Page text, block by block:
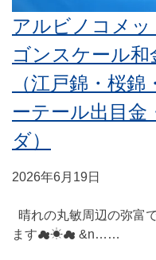
アルビノコメッ
ゴンスケール
（江戸錦・桜
ーテール出目金
ダ）
2026年6月19日
晴れの丸敏周辺の弥
ます☁☀☁ &n……